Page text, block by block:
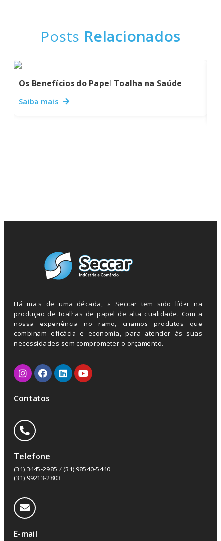
Posts Relacionados
Os Benefícios do Papel Toalha na Saúde
Saiba mais
Há mais de uma década, a Seccar tem sido líder na
produção de toalhas de papel de alta qualidade. Com a
nossa experiência no ramo, criamos produtos que
combinam eficácia e economia, para atender às suas
necessidades sem comprometer o orçamento.
Contatos
Telefone
(31) 3445-2985 / (31) 98540-5440
(31) 99213-2803
E-mail